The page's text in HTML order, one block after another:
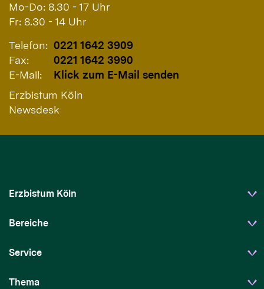
Mo-Do: 8.30 - 17 Uhr
Fr: 8.30 - 14 Uhr
Telefon: 0221 1642 3909
Fax:
0221 1642 3990
E-Mail:
Klick zum E-Mail senden
Erzbistum Köln
Newsdesk
Erzbistum Köln
Bereiche
Service
Thema